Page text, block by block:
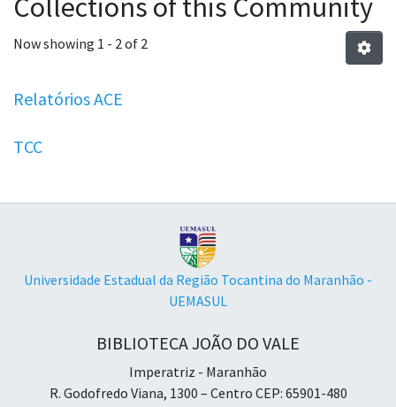
Now showing 1 - 2 of 2
Relatórios ACE
TCC
Universidade Estadual da Região Tocantina do Maranhão -
UEMASUL
BIBLIOTECA JOÃO DO VALE
Imperatriz - Maranhão
R. Godofredo Viana, 1300 – Centro CEP: 65901-480